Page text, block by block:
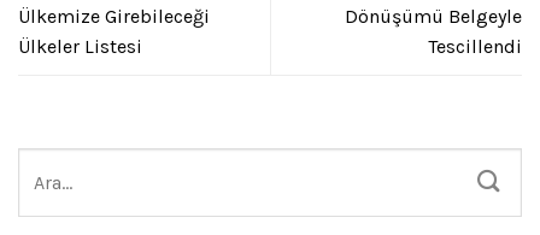
Ülkemize Girebileceği
Ülkeler Listesi
Dönüşümü Belgeyle
Tescillendi